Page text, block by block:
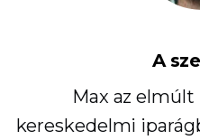
A
Max az elmúlt
kereskedelmi